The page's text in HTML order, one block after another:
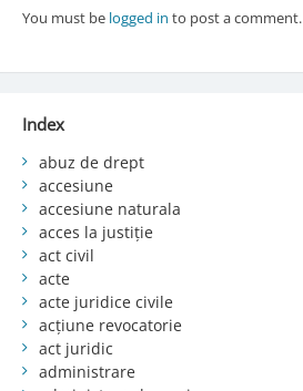
You must be logged in to post a comment.
Index
abuz de drept
accesiune
accesiune naturala
acces la justiție
act civil
acte
acte juridice civile
acțiune revocatorie
act juridic
administrare